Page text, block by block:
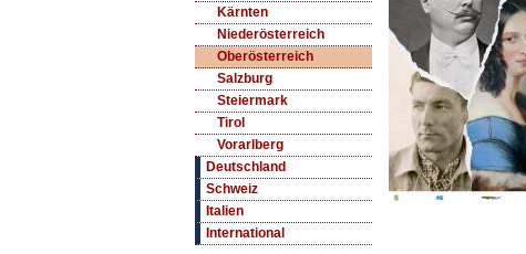
Kärnten
Niederösterreich
Oberösterreich
Salzburg
Steiermark
Tirol
Vorarlberg
Deutschland
Schweiz
Italien
International